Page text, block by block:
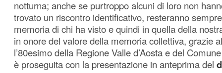
notturna; anche se purtroppo alcuni di loro non
trovato un riscontro identificativo, resteranno
memoria di chi ha visto e quindi in quella della
in onore del valore della memoria collettiva, grazie
l’80esimo della Regione Valle d’Aosta e del
è proseguita con la presentazione in anteprima del